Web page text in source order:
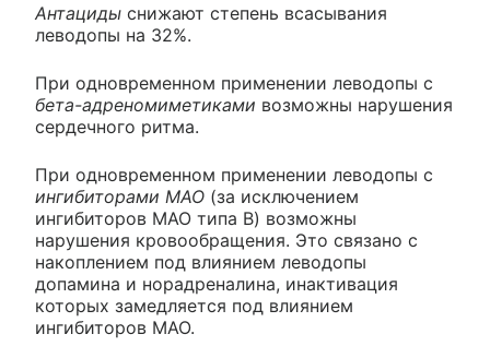
Антациды снижают степень всасывания
леводопы на 32%.
При одновременном применении леводопы с
бета-адреномиметиками возможны нарушения
сердечного ритма.
При одновременном применении леводопы с
ингибиторами МАО (за исключением
ингибиторов МАО типа B) возможны
нарушения кровообращения. Это связано с
накоплением под влиянием леводопы
допамина и норадреналина, инактивация
которых замедляется под влиянием
ингибиторов МАО.